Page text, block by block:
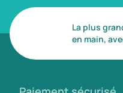
La plus
en main,